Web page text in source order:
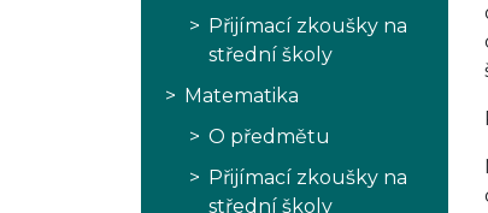
Přijímací zkoušky na
střední školy
Matematika
O předmětu
Přijímací zkoušky na
střední školy